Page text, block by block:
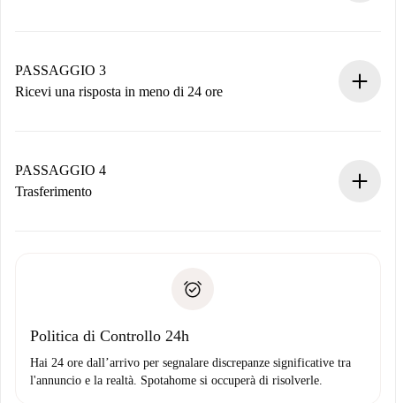
non accetta.
PASSAGGIO 3
Ricevi una risposta in meno di 24 ore
contatto con il proprietario.
Se rifiutata: non ti addebiteremo nulla e ti proporremo
Domiciliazione del pagamento
PASSAGGIO 4
Trasferimento
solo se non segnali problemi.
Politica di Controllo 24h
Hai 24 ore dall’arrivo per segnalare discrepanze significative tra
l'annuncio e la realtà. Spotahome si occuperà di risolverle.